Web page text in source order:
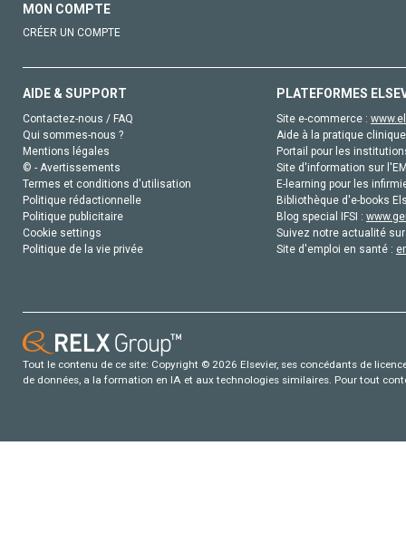
MON COMPTE
CRÉER UN COMPTE
AIDE & SUPPORT
Contactez-nous / FAQ
Qui sommes-nous ?
Mentions légales
© - Avertissements
Termes et conditions d'utilisation
Politique rédactionnelle
Politique publicitaire
Cookie settings
Politique de la vie privée
PLATEFORMES
Site e-commerce :
Aide à la pratique
Portail pour les
Site d'information sur
E-learning pour les
Bibliothèque d'e-books
Blog special IFSI :
Suivez notre actualité
Site d'emploi en santé :
Tout le contenu de ce site: Copyright © 2026 Elsevier, ses concédants de
de données, a la formation en IA et aux technologies similaires. Pour tout